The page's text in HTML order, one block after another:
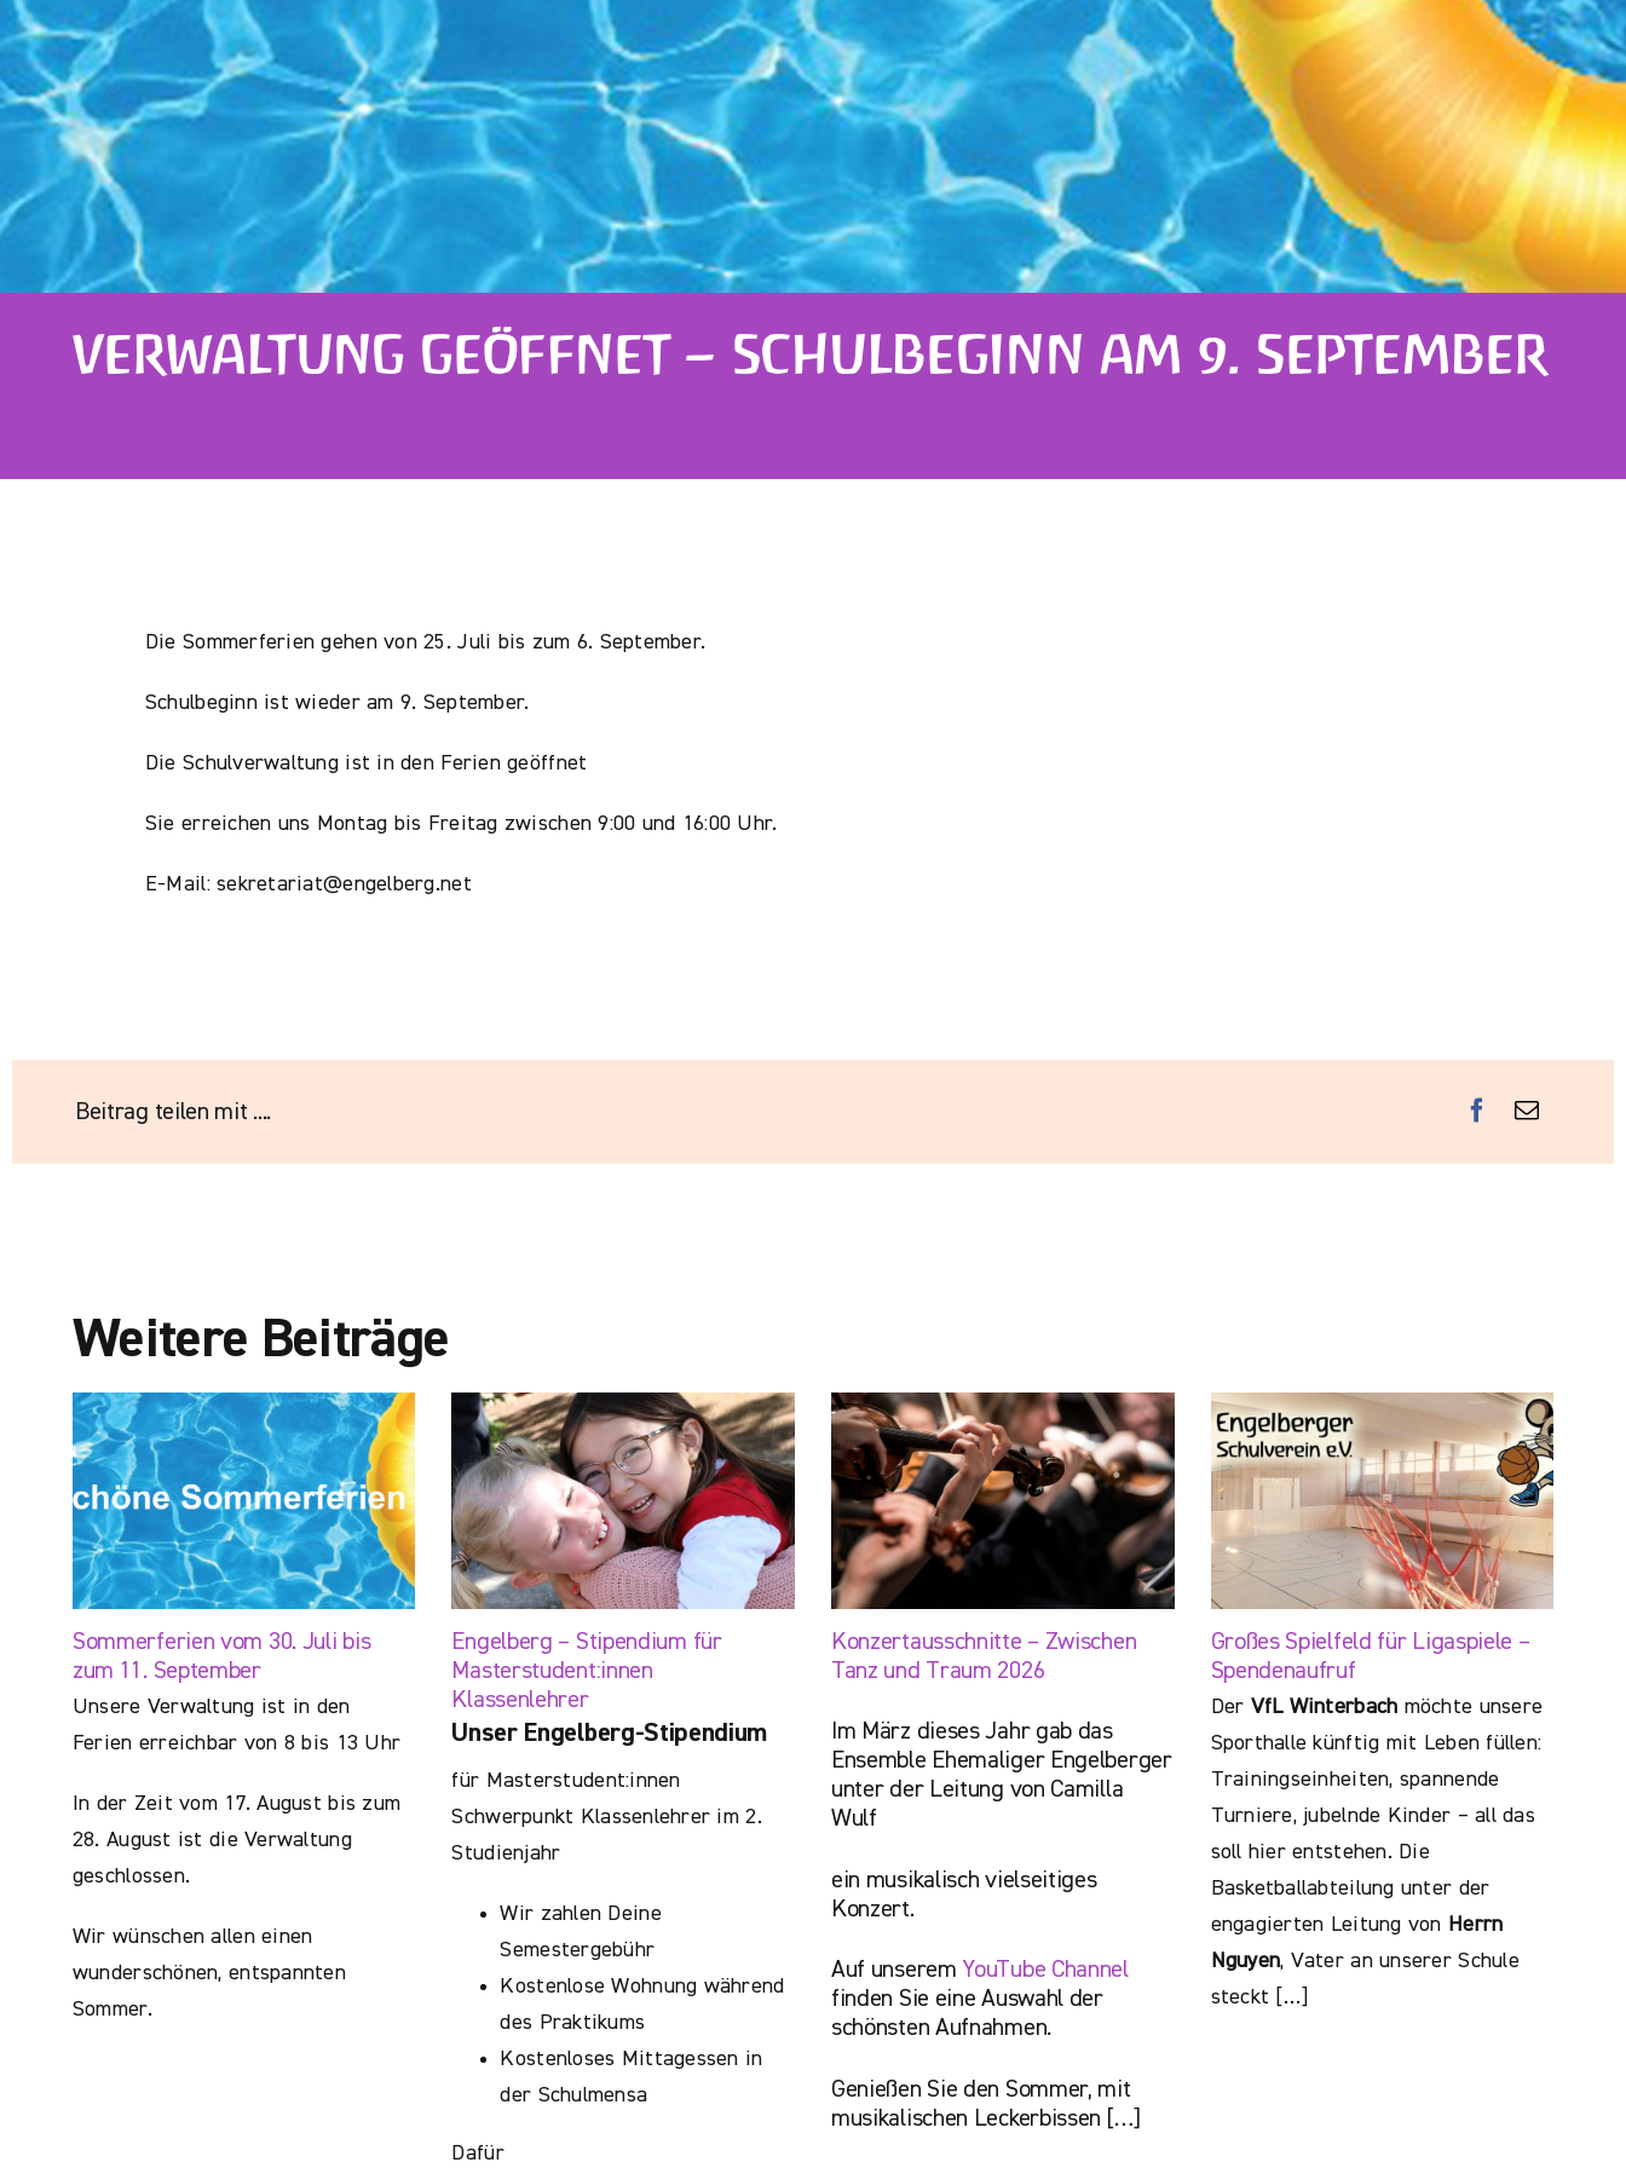
VERWALTUNG GEÖFFNET – SCHULBEGINN AM 9. SEPTEMBER
Die Sommerferien gehen von 25. Juli bis zum 6. September.
Schulbeginn ist wieder am 9. September.
Die Schulverwaltung ist in den Ferien geöffnet
Sie erreichen uns Montag bis Freitag zwischen 9:00 und 16:00 Uhr.
E-Mail: sekretariat@engelberg.net
Beitrag teilen mit ....
Weitere Beiträge
Sommerferien vom 30. Juli bis
zum 11. September
Unsere Verwaltung ist in den
Ferien erreichbar von 8 bis 13 Uhr
In der Zeit vom 17. August bis zum
28. August ist die Verwaltung
geschlossen.
Wir wünschen allen einen
wunderschönen, entspannten
Sommer.
Engelberg – Stipendium für
Masterstudent:innen
Klassenlehrer
Unser Engelberg-Stipendium
für Masterstudent:innen
Schwerpunkt Klassenlehrer im 2.
Studienjahr
Wir zahlen Deine
Semestergebühr
Kostenlose Wohnung während
des Praktikums
Kostenloses Mittagessen in
der Schulmensa
Dafür
Konzertausschnitte – Zwischen
Tanz und Traum 2026
Im März dieses Jahr gab das
Ensemble Ehemaliger Engelberger
unter der Leitung von Camilla
Wulf
ein musikalisch vielseitiges
Konzert.
Auf unserem YouTube Channel
finden Sie eine Auswahl der
schönsten Aufnahmen.
Genießen Sie den Sommer, mit
musikalischen Leckerbissen […]
Großes Spielfeld für Ligaspiele –
Spendenaufruf
Der VfL Winterbach möchte unsere
Sporthalle künftig mit Leben füllen:
Trainingseinheiten, spannende
Turniere, jubelnde Kinder – all das
soll hier entstehen. Die
Basketballabteilung unter der
engagierten Leitung von Herrn
Nguyen, Vater an unserer Schule
steckt […]